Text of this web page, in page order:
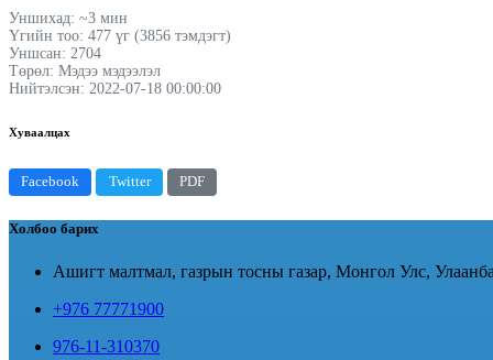
Уншихад: ~3 мин
Үгийн тоо: 477 үг (3856 тэмдэгт)
Уншсан: 2704
Төрөл: Мэдээ мэдээлэл
Нийтэлсэн: 2022-07-18 00:00:00
Хуваалцах
Facebook Twitter PDF
Холбоо барих
Ашигт малтмал, газрын тосны газар, Монгол Улс,
+976 77771900
976-11-310370